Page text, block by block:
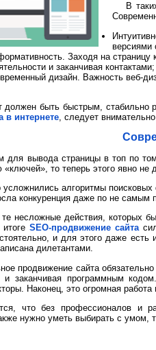
В
версиями
Заходя на
и заканчивая контактами;
дизайн. Важность веб-
должен быть быстрым, стабильно
в интернете, следует
для вывода страницы в топ по
то теперь этого явно не
усложнились алгоритмы поисковых
конкуренция даже по не самым
несложные действия, которых
SEO-продвижение сайта
и для этого даже
дилетантами.
продвижение сайта
и заканчивая программным
Наконец, это огромная
что без профессионалов и
нужно уметь выбирать с умом,